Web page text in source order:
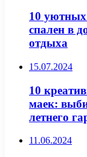
10
спален в
отдыха
15.07.2024
10
маек:
летнего
11.06.2024